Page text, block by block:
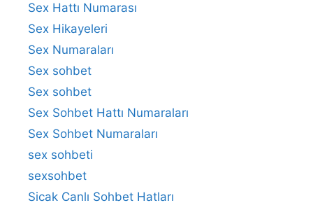
Sex Hattı Numarası
Sex Hikayeleri
Sex Numaraları
Sex sohbet
Sex sohbet
Sex Sohbet Hattı Numaraları
Sex Sohbet Numaraları
sex sohbeti
sexsohbet
Sicak Canlı Sohbet Hatları